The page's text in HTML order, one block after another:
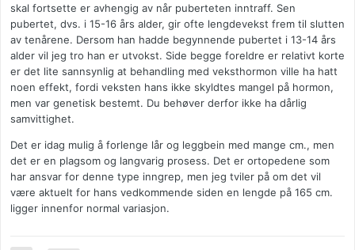
skal fortsette er avhengig av når puberteten inntraff. Sen
pubertet, dvs. i 15-16 års alder, gir ofte lengdevekst frem til slutten
av tenårene. Dersom han hadde begynnende pubertet i 13-14 års
alder vil jeg tro han er utvokst. Side begge foreldre er relativt korte
er det lite sannsynlig at behandling med veksthormon ville ha hatt
noen effekt, fordi veksten hans ikke skyldtes mangel på hormon,
men var genetisk bestemt. Du behøver derfor ikke ha dårlig
samvittighet.
Det er idag mulig å forlenge lår og leggbein med mange cm., men
det er en plagsom og langvarig prosess. Det er ortopedene som
har ansvar for denne type inngrep, men jeg tviler på om det vil
være aktuelt for hans vedkommende siden en lengde på 165 cm.
ligger innenfor normal variasjon.